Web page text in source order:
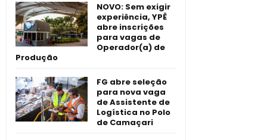
NOVO: Sem exigir
experiência, YPÊ
abre inscrições
para vagas de
Operador(a) de
Produção
FG abre seleção
para nova vaga
de Assistente de
Logística no Polo
de Camaçari